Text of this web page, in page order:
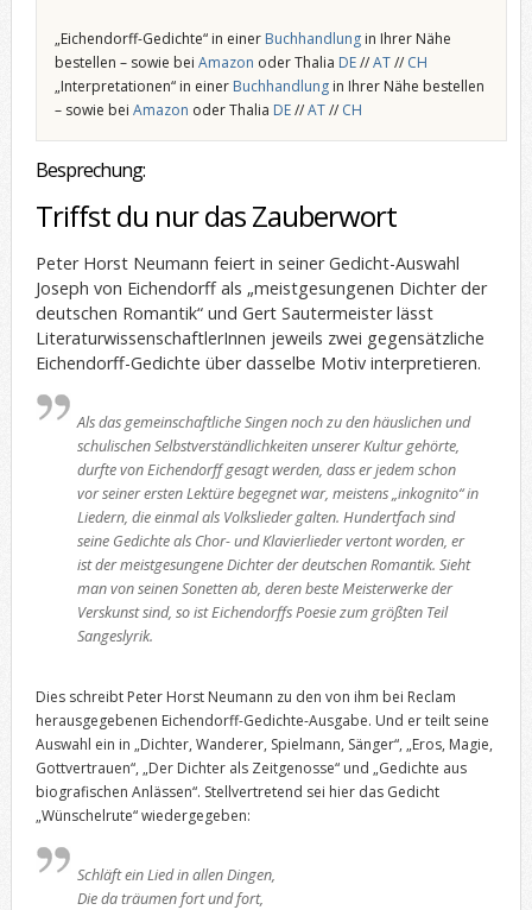
„Eichendorff-Gedichte“ in einer Buchhandlungin Ihrer Nähe
bestellen – sowie bei Amazon oder Thalia DE//AT// CH
„Interpretationen“ in einer Buchhandlungin Ihrer Nähe bestellen
– sowie bei Amazon oder Thalia DE//AT// CH
Besprechung:
Triffst du nur das Zauberwort
Peter Horst Neumann feiert in seiner Gedicht-Auswahl
Joseph von Eichendorff als „meistgesungenen Dichter der
deutschen Romantik“ und Gert Sautermeister lässt
LiteraturwissenschaftlerInnen jeweils zwei gegensätzliche
Eichendorff-Gedichte über dasselbe Motiv interpretieren.
Als das gemeinschaftliche Singen noch zu den häuslichen und
schulischen Selbstverständlichkeiten unserer Kultur gehörte,
durfte von Eichendorff gesagt werden, dass er jedem schon
vor seiner ersten Lektüre begegnet war, meistens „inkognito“ in
Liedern, die einmal als Volkslieder galten. Hundertfach sind
seine Gedichte als Chor- und Klavierlieder vertont worden, er
ist der meistgesungene Dichter der deutschen Romantik. Sieht
man von seinen Sonetten ab, deren beste Meisterwerke der
Verskunst sind, so ist Eichendorffs Poesie zum größten Teil
Sangeslyrik.
Dies schreibt Peter Horst Neumann zu den von ihm bei Reclam
herausgegebenen Eichendorff-Gedichte-Ausgabe. Und er teilt seine
Auswahl ein in „Dichter, Wanderer, Spielmann, Sänger“, „Eros, Magie,
Gottvertrauen“, „Der Dichter als Zeitgenosse“ und „Gedichte aus
biografischen Anlässen“. Stellvertretend sei hier das Gedicht
„Wünschelrute“ wiedergegeben:
Schläft ein Lied in allen Dingen,
Die da träumen fort und fort,